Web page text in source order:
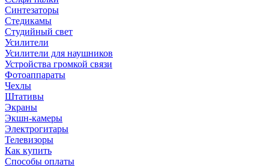
Синтезаторы
Стедикамы
Студийный свет
Усилители
Усилители для наушников
Устройства громкой связи
Фотоаппараты
Чехлы
Штативы
Экраны
Экшн-камеры
Электрогитары
Телевизоры
Как купить
Способы оплаты